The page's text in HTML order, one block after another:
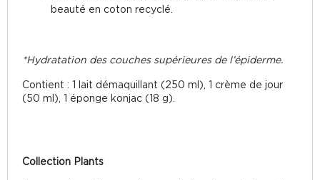
beauté en coton recyclé.
*Hydratation des couches supérieures de l’épiderme.
Contient : 1 lait démaquillant (250 ml), 1 crème de jour
(50 ml), 1 éponge konjac (18 g).
Collection Plants